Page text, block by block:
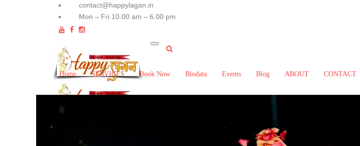
contact@happylagan.in
Mon – Fri 10.00 am – 6.00 pm
Home SERVICES Book Now Biodata Events Blog ABOUT CONTACT